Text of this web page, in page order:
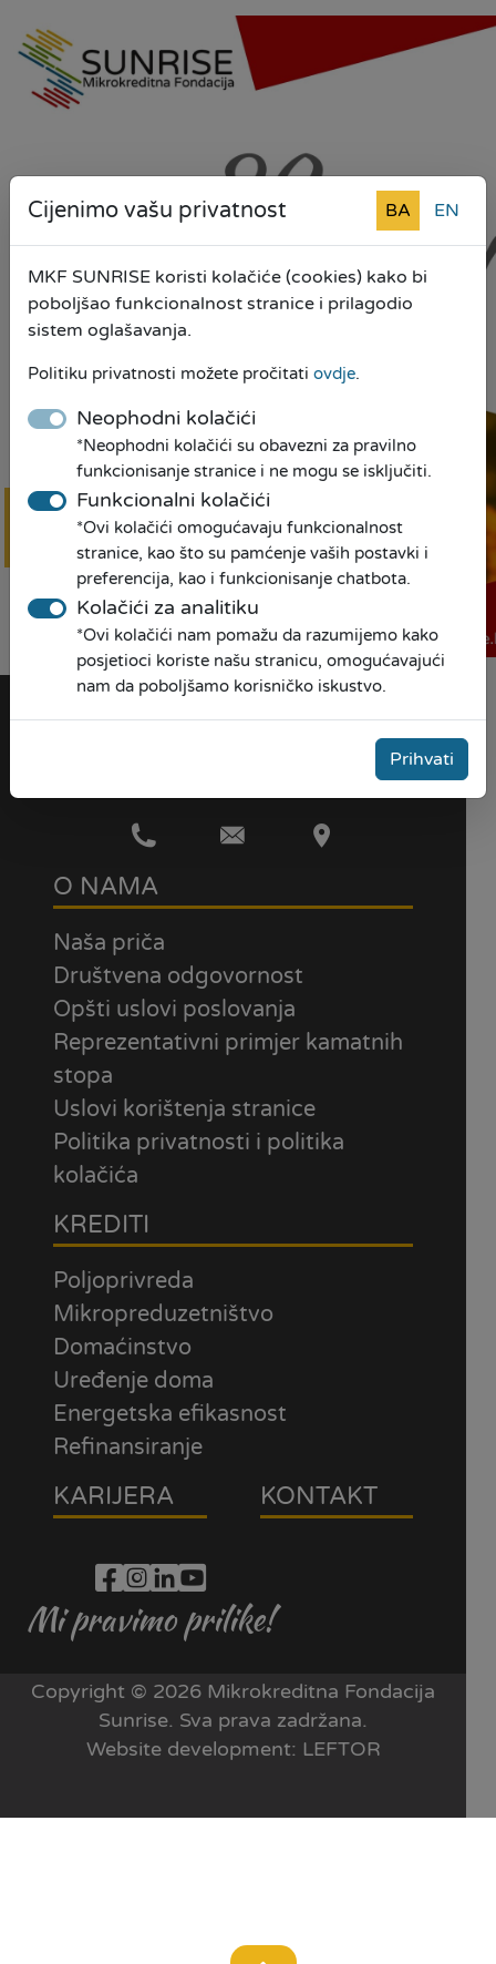
O NAMA
Naša priča
Društvena odgovornost
Opšti uslovi poslovanja
Reprezentativni primjer kamatnih
stopa
Uslovi korištenja stranice
Politika privatnosti i politika
kolačića
KREDITI
Poljoprivreda
Mikropreduzetništvo
Domaćinstvo
Uređenje doma
Energetska efikasnost
Refinansiranje
KARIJERA KONTAKT
Mi pravimo prilike!
Copyright © 2026 Mikrokreditna Fondacija
Sunrise. Sva prava zadržana.
Website development: LEFTOR
Cijenimo vašu privatnost BA EN
MKF SUNRISE koristi kolačiće (cookies) kako bi
poboljšao funkcionalnost stranice i prilagodio
sistem oglašavanja.
Politiku privatnosti možete pročitati ovdje.
Neophodni kolačići
*Neophodni kolačići su obavezni za pravilno
funkcionisanje stranice i ne mogu se isključiti.
Funkcionalni kolačići
*Ovi kolačići omogućavaju funkcionalnost
stranice, kao što su pamćenje vaših postavki i
preferencija, kao i funkcionisanje chatbota.
Kolačići za analitiku
*Ovi kolačići nam pomažu da razumijemo kako
posjetioci koriste našu stranicu, omogućavajući
nam da poboljšamo korisničko iskustvo.
Prihvati